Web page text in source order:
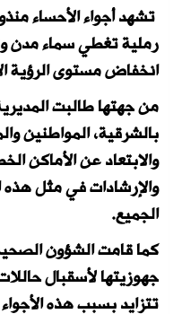
تشهد أجواء الأحساء
رملية تغطي سماء مدن
انخفاض مستوى الرؤية
من جهتها طالبت
بالشرقية، المواطنين
والابتعاد عن الأماكن
والإرشادات في مثل
الجميع.
كما قامت الشؤون
جهوزيتها لأسقبال
تتزايد بسبب هذه